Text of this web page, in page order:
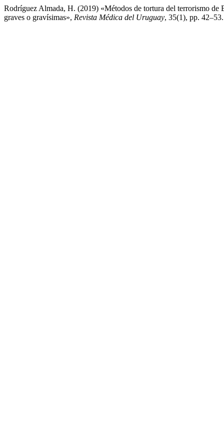
Rodríguez Almada, H. (2019) «Métodos de tortura del terrorismo de
graves o gravísimas», Revista Médica del Uruguay, 35(1), pp.